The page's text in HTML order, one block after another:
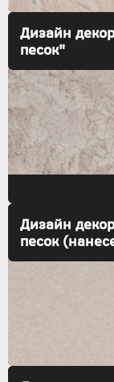
Дизайн
песок"
Дизайн
песок